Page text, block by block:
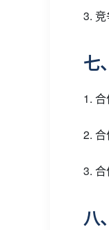
3.
七
1.
2.
3.
八